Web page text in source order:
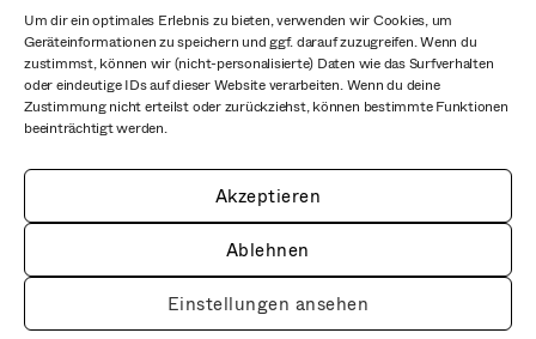
Um dir ein optimales Erlebnis zu bieten, verwenden wir Cookies, um
Geräteinformationen zu speichern und ggf. darauf zuzugreifen. Wenn du
zustimmst, können wir (nicht-personalisierte) Daten wie das Surfverhalten
oder eindeutige IDs auf dieser Website verarbeiten. Wenn du deine
Zustimmung nicht erteilst oder zurückziehst, können bestimmte Funktionen
beeinträchtigt werden.
Akzeptieren
Ablehnen
Einstellungen ansehen
Über uns
Verein
Datenschutzerklärung
Impressum
Netiquette